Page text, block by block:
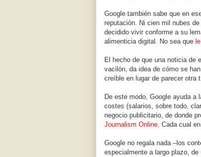
Google también sabe que en
reputación. Ni cien mil nubes
decidido vivir conforme a su
alimenticia digital. No sea que
El hecho de que una noticia de
vacilón, da idea de cómo se
creíble en lugar de parecer otra
De este modo, Google ayuda a
costes (salarios, sobre todo,
negocio publicitario, de donde
Journalism Online. Cada cual
Google no regala nada –los
especialmente a largo plazo,